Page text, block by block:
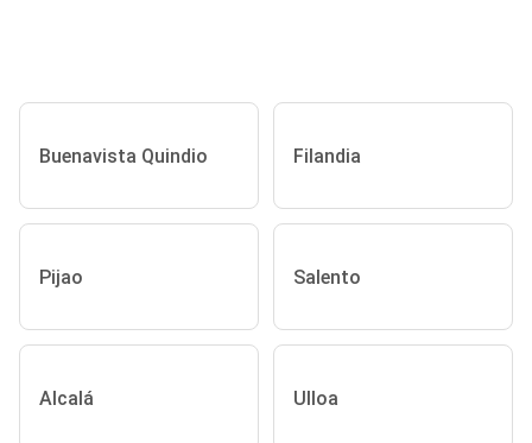
Buenavista Quindio Filandia
Pijao Salento
Alcalá Ulloa